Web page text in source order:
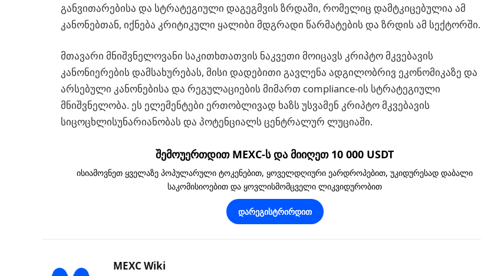
განვითარებისა და სტრატეგიული დაგეგმვის ზრდაში, რომელიც დამტკიცებულია ამ
კანონებთან, იქნება კრიტიკული ყალიბი მდგრადი წარმატების და ზრდის ამ სექტორში.
მთავარი მნიშვნელოვანი საკითხთათვის ნაკვეთი მოიცავს კრიპტო მკვებავის
კანონიერების დამსახურებას, მისი დადებითი გავლენა ადგილობრივ ეკონომიკაზე და
არსებული კანონებისა და რეგულაციების მიმართ compliance-ის სტრატეგიული
მნიშვნელობა. ეს ელემენტები ერთობლივად ხაზს უსვამენ კრიპტო მკვებავის
სიცოცხლისუნარიანობას და პოტენციალს ცენტრალურ ლუციაში.
შემოუერთდით MEXC-ს და მიიღეთ 10 000 USDT
ისიამოვნეთ ყველაზე პოპულარული ტოკენებით, ყოველდღიური ეარდროპებით, უკიდურესად დაბალი
საკომისიოებით და ყოვლისმომცველი ლიკვიდურობით
დარეგისტრირდით
MEXC Wiki